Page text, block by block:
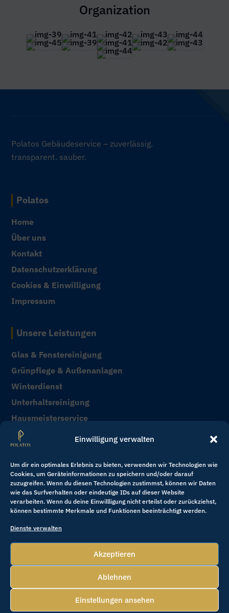
Einwilligung verwalten
Um dir ein optimales Erlebnis zu bieten, verwenden wir Technologien wie
Cookies, um Geräteinformationen zu speichern und/oder darauf
zuzugreifen. Wenn du diesen Technologien zustimmst, können wir Daten
wie das Surfverhalten oder eindeutige IDs auf dieser Website
verarbeiten. Wenn du deine Einwillligung nicht erteilst oder zurückziehst,
können bestimmte Merkmale und Funktionen beeinträchtigt werden.
Dienste verwalten
Akzeptieren
Ablehnen
Einstellungen ansehen
Organization
Polatos Gebäudeservice – zuverlässig.
transparent. sauber.
Polatos
Home
Über uns
Kontakt
Datenschutzerklärung
Cookies & Einwilligung
Impressum
Unsere Leistungen
Glas & Fenstereinigung
Grünpflege & Außenanlagen
Winterdienst
Unterhaltsreinigung
Hausmeisterservice
Sonderreinigung & Bauendreinigung
Kontakt
+49 151 400 39 123
service@polatos.de
Copyright © 2025 Polatos Group
DatenschutzerklärungCookies & Einwilligung